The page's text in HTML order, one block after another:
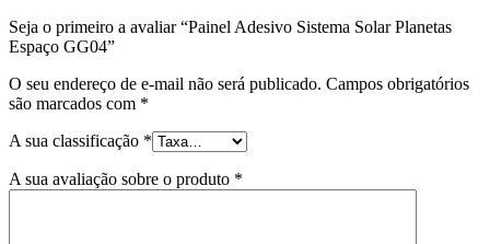
Seja o primeiro a avaliar “Painel Adesivo Sistema Solar Planetas
Espaço GG04”
O seu endereço de e-mail não será publicado. Campos obrigatórios
são marcados com *
A sua classificação *
A sua avaliação sobre o produto *